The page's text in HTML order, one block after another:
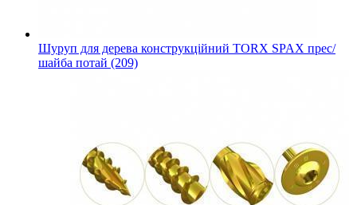
Шуруп для дерева конструкційний TORX SPAX прес/
шайба потай (209)